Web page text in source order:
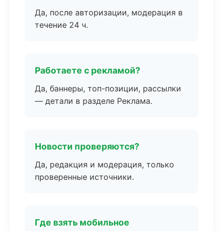
Да, после авторизации, модерация в
течение 24 ч.
Работаете с рекламой?
Да, баннеры, топ-позиции, рассылки
— детали в разделе Реклама.
Новости проверяются?
Да, редакция и модерация, только
проверенные источники.
Где взять мобильное